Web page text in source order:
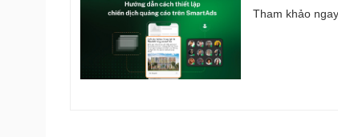
Tham khảo